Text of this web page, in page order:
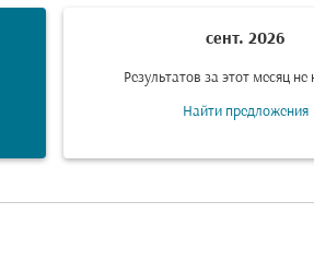
сент. 2026
Результатов за этот месяц не
Найти предложения
SVO–KHS: cmp-
SVO–KHS: